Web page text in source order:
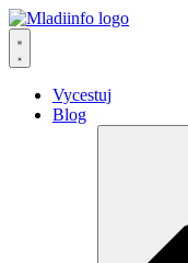
Vycestuj
Blog